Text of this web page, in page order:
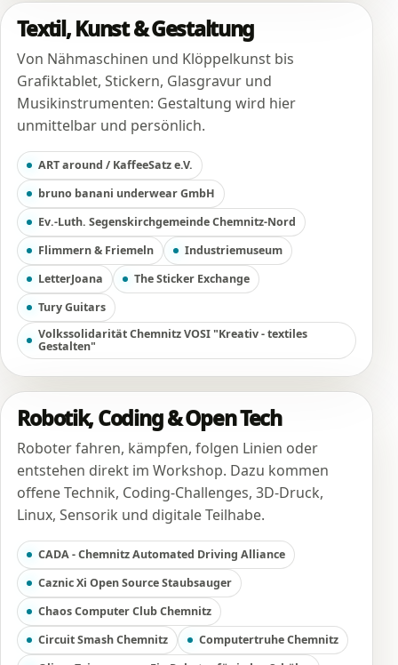
Textil, Kunst & Gestaltung
Von Nähmaschinen und Klöppelkunst bis
Grafiktablet, Stickern, Glasgravur und
Musikinstrumenten: Gestaltung wird hier
unmittelbar und persönlich.
ART around / KaffeeSatz e.V.
bruno banani underwear GmbH
Ev.-Luth. Segenskirchgemeinde Chemnitz-Nord
Flimmern & Friemeln
Industriemuseum
LetterJoana
The Sticker Exchange
Tury Guitars
Volkssolidarität Chemnitz VOSI "Kreativ - textiles
Gestalten"
Robotik, Coding & Open Tech
Roboter fahren, kämpfen, folgen Linien oder
entstehen direkt im Workshop. Dazu kommen
offene Technik, Coding-Challenges, 3D-Druck,
Linux, Sensorik und digitale Teilhabe.
CADA - Chemnitz Automated Driving Alliance
Caznic Xi Open Source Staubsauger
Chaos Computer Club Chemnitz
Circuit Smash Chemnitz
Computertruhe Chemnitz